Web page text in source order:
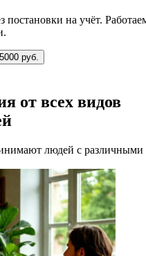
постановки на учёт.
руб.
от всех видов
людей с различными